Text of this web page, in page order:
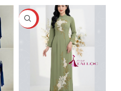
-40%